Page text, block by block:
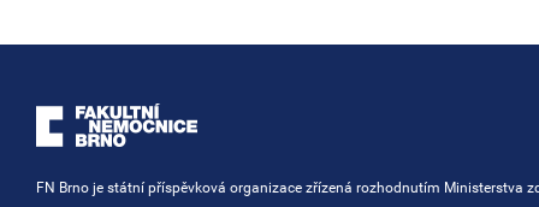
FN Brno je státní příspěvková organizace zřízená rozhodnutím Ministerstva